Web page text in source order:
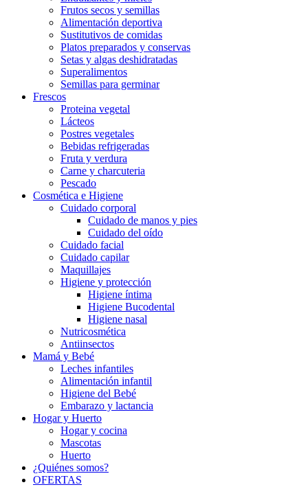
Frutos secos y semillas
Alimentación deportiva
Sustitutivos de comidas
Platos preparados y conservas
Setas y algas deshidratadas
Superalimentos
Semillas para germinar
Frescos
Proteina vegetal
Lácteos
Postres vegetales
Bebidas refrigeradas
Fruta y verdura
Carne y charcuteria
Pescado
Cosmética e Higiene
Cuidado corporal
Cuidado de manos y pies
Cuidado del oído
Cuidado facial
Cuidado capilar
Maquillajes
Higiene y protección
Higiene íntima
Higiene Bucodental
Higiene nasal
Nutricosmética
Antiinsectos
Mamá y Bebé
Leches infantiles
Alimentación infantil
Higiene del Bebé
Embarazo y lactancia
Hogar y Huerto
Hogar y cocina
Mascotas
Huerto
¿Quiénes somos?
OFERTAS